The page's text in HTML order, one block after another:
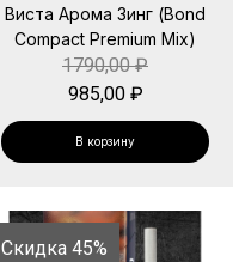
Виста Арома Зинг (Bond
Compact Premium Mix)
1790,00₽
985,00 ₽
В корзину
Скидка 45%